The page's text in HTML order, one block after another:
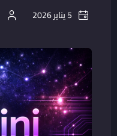
5 يناير 2026